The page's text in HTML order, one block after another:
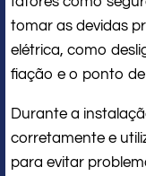
tomar as devidas
elétrica, como
fiação e o ponto
Durante a
corretamente e
para evitar